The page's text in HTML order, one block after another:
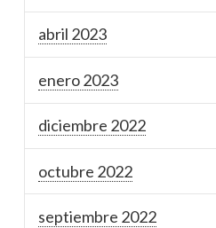
abril 2023
enero 2023
diciembre 2022
octubre 2022
septiembre 2022